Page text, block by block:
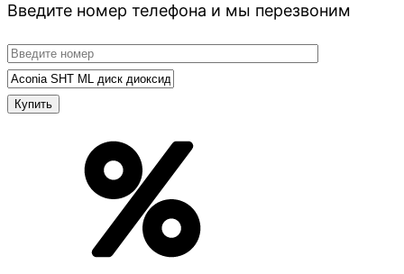
Введите номер телефона и мы перезвоним